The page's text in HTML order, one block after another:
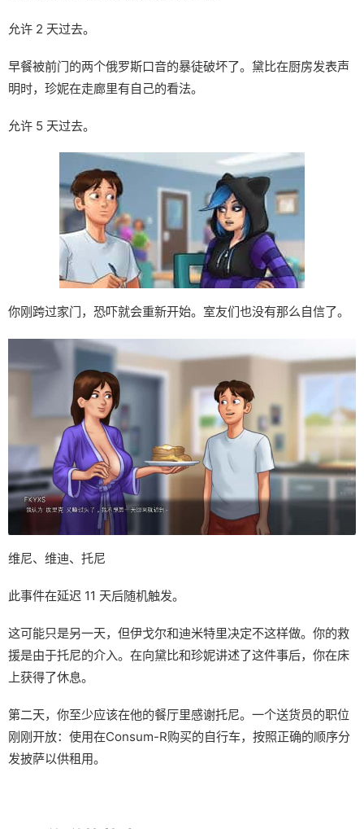
允许 2 天过去。
早餐被前门的两个俄罗斯口音的暴徒破坏了。黛比在厨房发表声
明时，珍妮在走廊里有自己的看法。
允许 5 天过去。
你刚跨过家门，恐吓就会重新开始。室友们也没有那么自信了。
维尼、维迪、托尼
此事件在延迟 11 天后随机触发。
这可能只是另一天，但伊戈尔和迪米特里决定不这样做。你的救
援是由于托尼的介入。在向黛比和珍妮讲述了这件事后，你在床
上获得了休息。
第二天，你至少应该在他的餐厅里感谢托尼。一个送货员的职位
刚刚开放：使用在Consum-R购买的自行车，按照正确的顺序分
发披萨以供租用。